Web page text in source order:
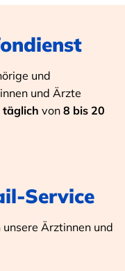
und
und Ärzte
täglich von 8 bis 20
Service
Ärztinnen und